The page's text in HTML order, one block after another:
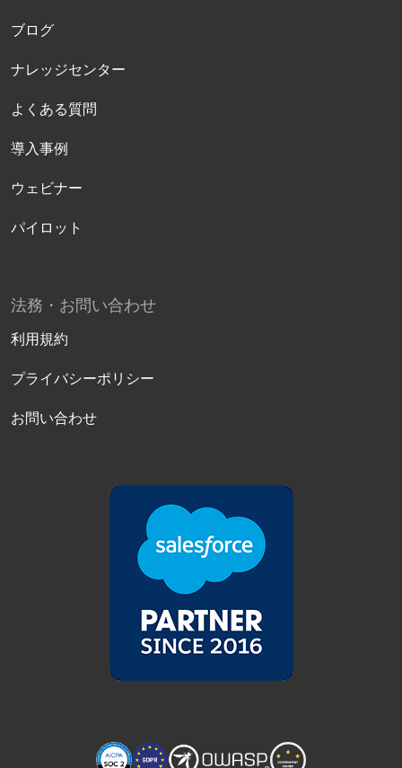
ブログ
ナレッジセンター
よくある質問
導入事例
ウェビナー
パイロット
法務・お問い合わせ
利用規約
プライバシーポリシー
お問い合わせ